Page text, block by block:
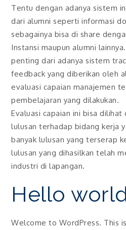
Tentu dengan adanya sistem
dari alumni seperti informasi
sebagainya bisa di share
Instansi maupun alumni
penting dari adanya sistem
feedback yang diberikan oleh
evaluasi capaian manajemen
pembelajaran yang dilakukan.
Evaluasi capaian ini bisa
lulusan terhadap bidang kerja
banyak lulusan yang terserap
lulusan yang dihasilkan telah
industri di lapangan.
Hello
Welcome to WordPress. This